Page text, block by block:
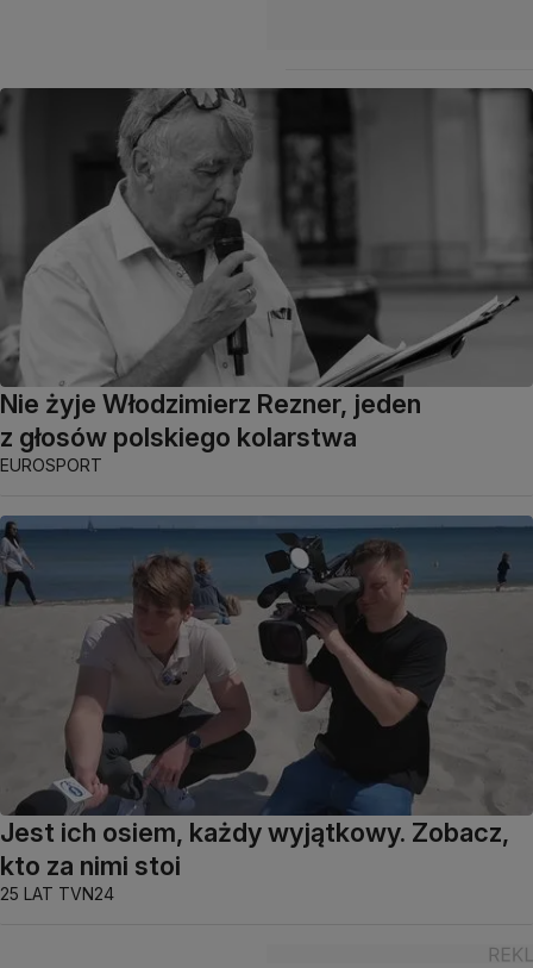
Nie żyje Włodzimierz Rezner, jeden
z głosów polskiego kolarstwa
EUROSPORT
Jest ich osiem, każdy wyjątkowy. Zobacz,
kto za nimi stoi
25 LAT TVN24